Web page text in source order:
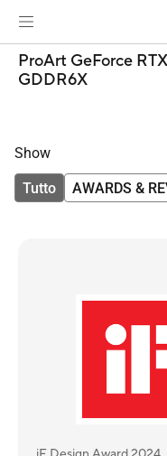
ProArt GeForce
GDDR6X
Show
Tutto AWARDS &